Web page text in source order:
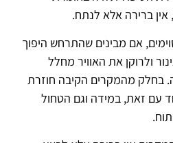
ברירה אלא לנתח.
אם מבינים שהתרחש היפוך
ולרוקן את האוויר מחלל
בחלק מהמקרים הקיבה חוזרת
עם זאת, במידה וגם הטחול